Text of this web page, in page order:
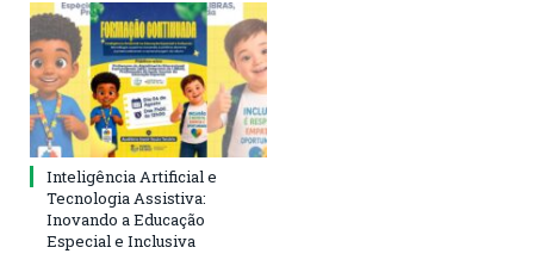
Inteligência Artificial e
Tecnologia Assistiva:
Inovando a Educação
Especial e Inclusiva